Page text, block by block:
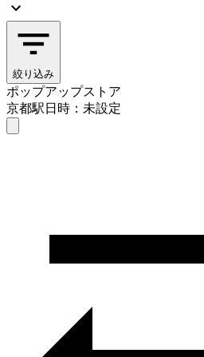
絞り込み
ポップアップストア
京都駅日時：未設定